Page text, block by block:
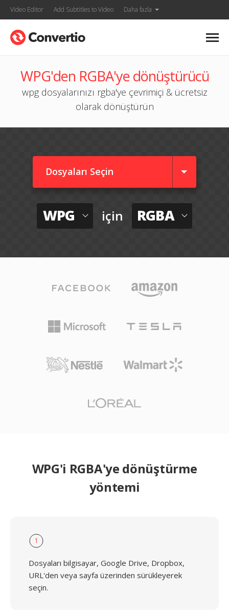
Video Editor Add Subtitles to Video Daha fazla
WPG'den RGBA'ye dönüştürücü
wpg dosyalarınızı rgba'ye çevrimiçi & ücretsiz
olarak dönüştürün
Dosyaları Seçin
WPG için RGBA
WPG'i RGBA'ye dönüştürme
yöntemi
1
Dosyaları bilgisayar, Google Drive, Dropbox,
URL'den veya sayfa üzerinden sürükleyerek
seçin.